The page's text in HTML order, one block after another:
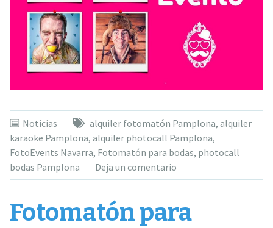
Noticias alquiler fotomatón Pamplona, alquiler
karaoke Pamplona, alquiler photocall Pamplona,
FotoEvents Navarra, Fotomatón para bodas, photocall
bodas Pamplona
Deja un comentario
Fotomatón para